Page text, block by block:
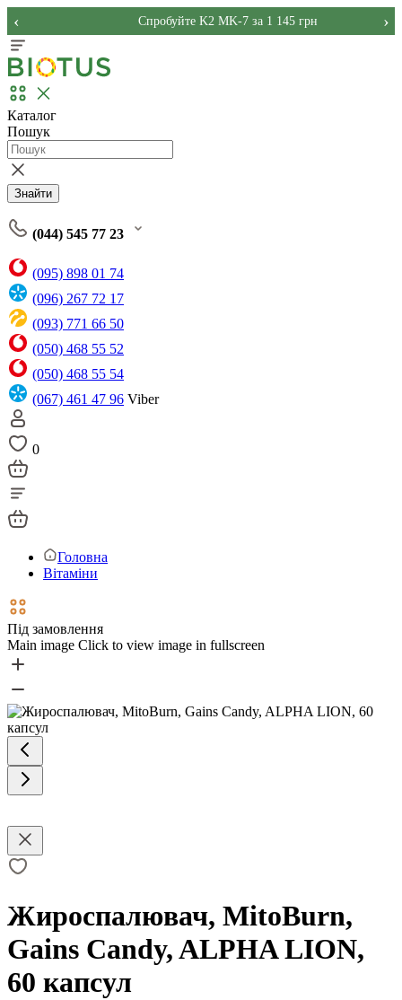
Спробуйте K2 MK-7 за 1 145 грн
‹ ›
Каталог
Пошук
Знайти
(044) 545 77 23
(095) 898 01 74
(096) 267 72 17
(093) 771 66 50
(050) 468 55 52
(050) 468 55 54
(067) 461 47 96 Viber
0
Головна
Вітаміни
Під замовлення
Main image Click to view image in fullscreen
Жироспалювач, MitoBurn,
Gains Candy, ALPHA LION,
60 капсул